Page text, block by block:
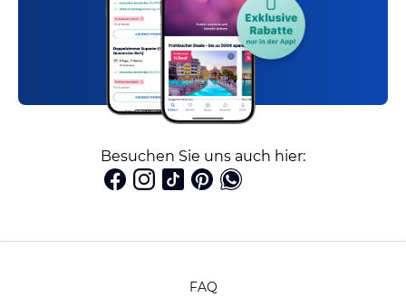
Besuchen Sie uns auch hier:
FAQ